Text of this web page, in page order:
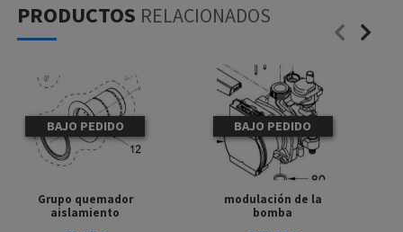
PRODUCTOS RELACIONADOS
BAJO PEDIDO
Grupo quemador
aislamiento
BAJO PEDIDO
modulación de la
bomba